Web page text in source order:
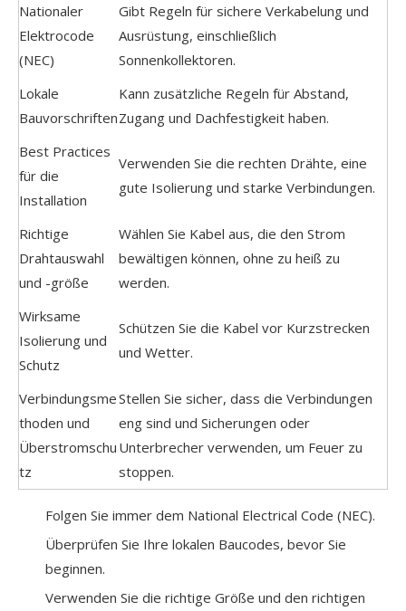
Nationaler
Elektrocode
(NEC)
Gibt Regeln für sichere Verkabelung und
Ausrüstung, einschließlich
Sonnenkollektoren.
Lokale
Bauvorschriften
Kann zusätzliche Regeln für Abstand,
Zugang und Dachfestigkeit haben.
Best Practices
für die
Installation
Verwenden Sie die rechten Drähte, eine
gute Isolierung und starke Verbindungen.
Richtige
Drahtauswahl
und -größe
Wählen Sie Kabel aus, die den Strom
bewältigen können, ohne zu heiß zu
werden.
Wirksame
Isolierung und
Schutz
Schützen Sie die Kabel vor Kurzstrecken
und Wetter.
Verbindungsme
thoden und
Überstromschu
tz
Stellen Sie sicher, dass die Verbindungen
eng sind und Sicherungen oder
Unterbrecher verwenden, um Feuer zu
stoppen.
Folgen Sie immer dem National Electrical Code (NEC).
Überprüfen Sie Ihre lokalen Baucodes, bevor Sie
beginnen.
Verwenden Sie die richtige Größe und den richtigen